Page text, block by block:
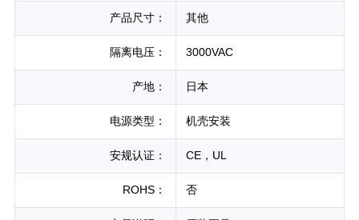
产品尺寸： 其他
隔离电压： 3000VAC
产地： 日本
电源类型： 机壳安装
安规认证： CE，UL
ROHS： 否